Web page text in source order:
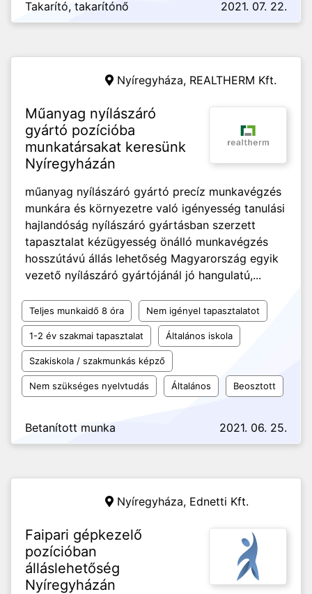
Takarító, takarítónő 2021. 07. 22.
Nyíregyháza, REALTHERM Kft.
Műanyag nyílászáró
gyártó pozícióba
munkatársakat keresünk
Nyíregyházán
műanyag nyílászáró gyártó precíz munkavégzés
munkára és környezetre való igényesség tanulási
hajlandóság nyílászáró gyártásban szerzett
tapasztalat kézügyesség önálló munkavégzés
hosszútávú állás lehetőség Magyarország egyik
vezető nyílászáró gyártójánál jó hangulatú,...
Teljes munkaidő 8 óra Nem igényel tapasztalatot
1-2 év szakmai tapasztalat Általános iskola
Szakiskola / szakmunkás képző
Nem szükséges nyelvtudás Általános Beosztott
Betanított munka 2021. 06. 25.
Nyíregyháza, Ednetti Kft.
Faipari gépkezelő
pozícióban
álláslehetőség
Nyíregyházán